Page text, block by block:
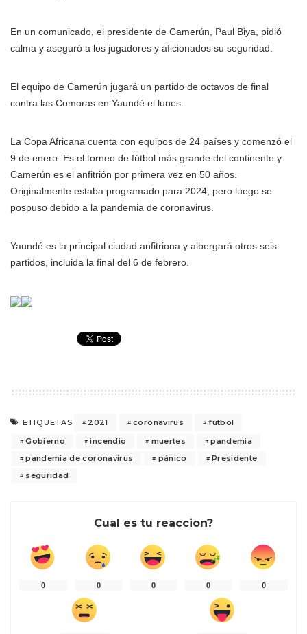
En un comunicado, el presidente de Camerún, Paul Biya, pidió
calma y aseguró a los jugadores y aficionados su seguridad.
El equipo de Camerún jugará un partido de octavos de final
contra las Comoras en Yaundé el lunes.
La Copa Africana cuenta con equipos de 24 países y comenzó el
9 de enero. Es el torneo de fútbol más grande del continente y
Camerún es el anfitrión por primera vez en 50 años.
Originalmente estaba programado para 2024, pero luego se
pospuso debido a la pandemia de coronavirus.
Yaundé es la principal ciudad anfitriona y albergará otros seis
partidos, incluida la final del 6 de febrero.
ETIQUETAS 2021 coronavirus
fútbol
Gobierno
incendio muertes
pandemia
pandemia de coronavirus
pánico
Presidente
seguridad
Cual es tu reaccion?
0 0 0 0 0